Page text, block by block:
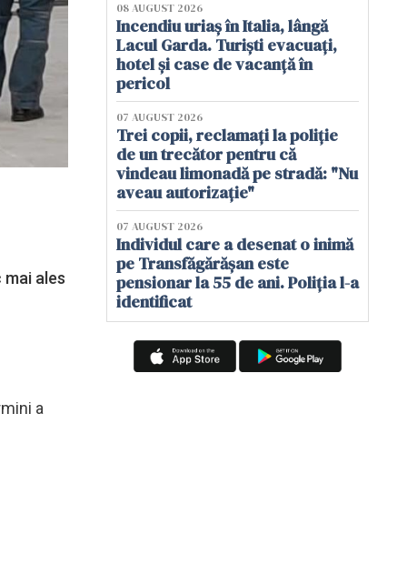
ales
a
08 AUGUST 2026
Incendiu uriaș în Italia, lângă
Lacul Garda. Turiști evacuați,
hotel și case de vacanță în
pericol
07 AUGUST 2026
Trei copii, reclamați la poliție
de un trecător pentru că
vindeau limonadă pe stradă: "Nu
aveau autorizație"
07 AUGUST 2026
Individul care a desenat o inimă
pe Transfăgărășan este
pensionar la 55 de ani. Poliția l-a
identificat